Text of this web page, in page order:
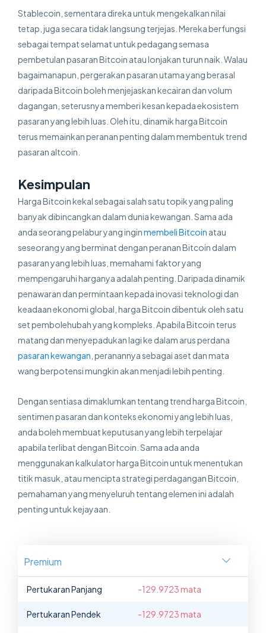
Stablecoin, sementara direka untuk mengekalkan nilai
tetap, juga secara tidak langsung terjejas. Mereka berfungsi
sebagai tempat selamat untuk pedagang semasa
pembetulan pasaran Bitcoin atau lonjakan turun naik. Walau
bagaimanapun, pergerakan pasaran utama yang berasal
daripada Bitcoin boleh menjejaskan kecairan dan volum
dagangan, seterusnya memberi kesan kepada ekosistem
pasaran yang lebih luas. Oleh itu, dinamik harga Bitcoin
terus memainkan peranan penting dalam membentuk trend
pasaran altcoin.
Kesimpulan
Harga Bitcoin kekal sebagai salah satu topik yang paling
banyak dibincangkan dalam dunia kewangan. Sama ada
anda seorang pelabur yang inginmembeli Bitcoin atau
seseorang yang berminat dengan peranan Bitcoin dalam
pasaran yang lebih luas, memahami faktor yang
mempengaruhi harganya adalah penting. Daripada dinamik
penawaran dan permintaan kepada inovasi teknologi dan
keadaan ekonomi global, harga Bitcoin dibentuk oleh satu
set pembolehubah yang kompleks. Apabila Bitcoin terus
matang dan menyepadukan lagi ke dalam arus perdana
pasaran kewangan , peranannya sebagai aset dan mata
wang berpotensi mungkin akan menjadi lebih penting.
Dengan sentiasa dimaklumkan tentang trend harga Bitcoin,
sentimen pasaran dan konteks ekonomi yang lebih luas,
anda boleh membuat keputusan yang lebih terpelajar
apabila terlibat dengan Bitcoin. Sama ada anda
menggunakan kalkulator harga Bitcoin untuk menentukan
titik masuk, atau mencipta strategi perdagangan Bitcoin,
pemahaman yang menyeluruh tentang elemen ini adalah
penting untuk kejayaan.
Premium
Pertukaran Panjang -129.9723 mata
Pertukaran Pendek -129.9723 mata